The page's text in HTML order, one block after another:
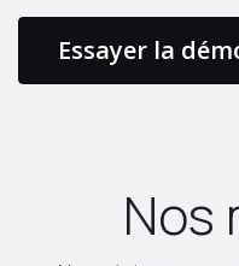
Essayer la
Nos